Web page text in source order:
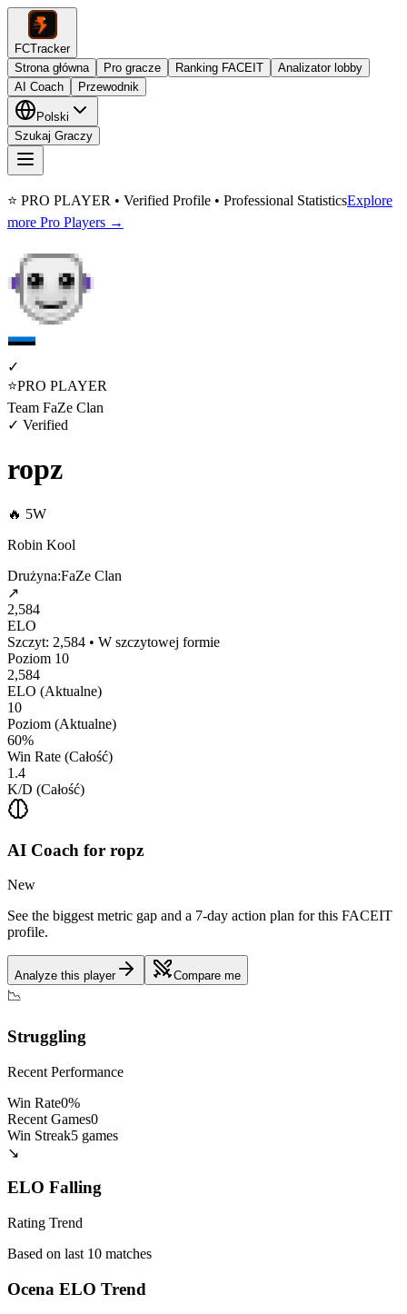
FCTracker
Strona główna
Pro gracze Ranking FACEIT
Analizator lobby
AI Coach
Przewodnik
Polski
Szukaj Graczy
⭐ PRO PLAYER • Verified Profile • Professional StatisticsExplore
more Pro Players →
✓
⭐PRO PLAYER
Team FaZe Clan
✓ Verified
ropz
🔥 5W
Robin Kool
Drużyna:FaZe Clan
↗
2,584
ELO
Szczyt: 2,584 • W szczytowej formie
Poziom 10
2,584
ELO (Aktualne)
10
Poziom (Aktualne)
60%
Win Rate (Całość)
1.4
K/D (Całość)
AI Coach for ropz
New
See the biggest metric gap and a 7-day action plan for this FACEIT
profile.
Analyze this player Compare me
📉
Struggling
Recent Performance
Win Rate0%
Recent Games0
Win Streak5 games
↘️
ELO Falling
Rating Trend
Based on last 10 matches
Ocena ELO Trend